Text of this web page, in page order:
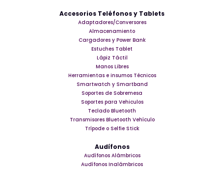
Accesorios Teléfonos y Tablets
Adaptadores/Conversores
Almacenamiento
Cargadores y Power Bank
Estuches Tablet
Lápiz Táctil
Manos Libres
Herramientas e insumos Técnicos
Smartwatch y Smartband
Soportes de Sobremesa
Soportes para Vehiculos
Teclado Bluetooth
Transmisores Bluetooth Vehículo
Trípode o Selfie Stick
Audífonos
Audífonos Alámbricos
Audífonos Inalámbricos